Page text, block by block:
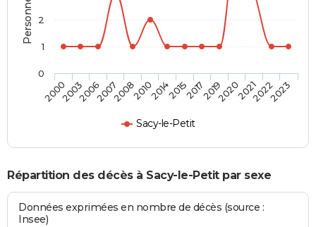
Sacy-le-Petit
20002003200620072008201020142015201720192020202120222023
0
1
2
Répartition des décès à Sacy-le-Petit par sexe
Données exprimées en nombre de décès (source :
Insee)